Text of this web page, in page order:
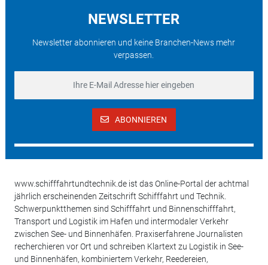
NEWSLETTER
Newsletter abonnieren und keine Branchen-News mehr
verpassen.
ABONNIEREN
www.schifffahrtundtechnik.de ist das Online-Portal der achtmal
jährlich erscheinenden Zeitschrift Schifffahrt und Technik.
Schwerpunktthemen sind Schifffahrt und Binnenschifffahrt,
Transport und Logistik im Hafen und intermodaler Verkehr
zwischen See- und Binnenhäfen. Praxiserfahrene Journalisten
recherchieren vor Ort und schreiben Klartext zu Logistik in See-
und Binnenhäfen, kombiniertem Verkehr, Reedereien,